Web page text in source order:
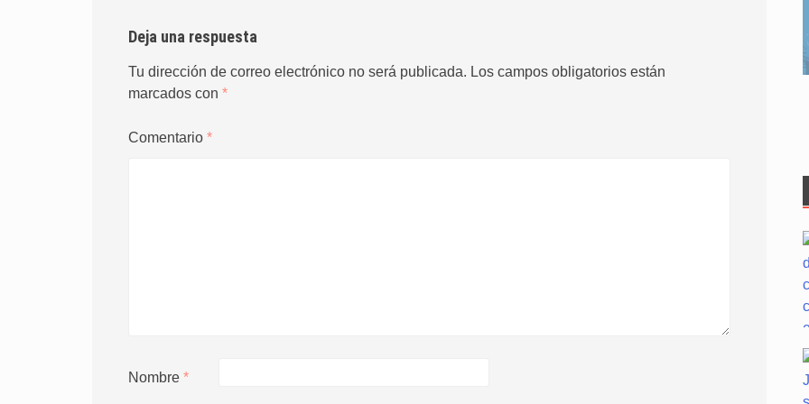
Deja una respuesta
Tu dirección de correo electrónico no será publicada. Los campos obligatorios están
marcados con *
Comentario *
Nombre *